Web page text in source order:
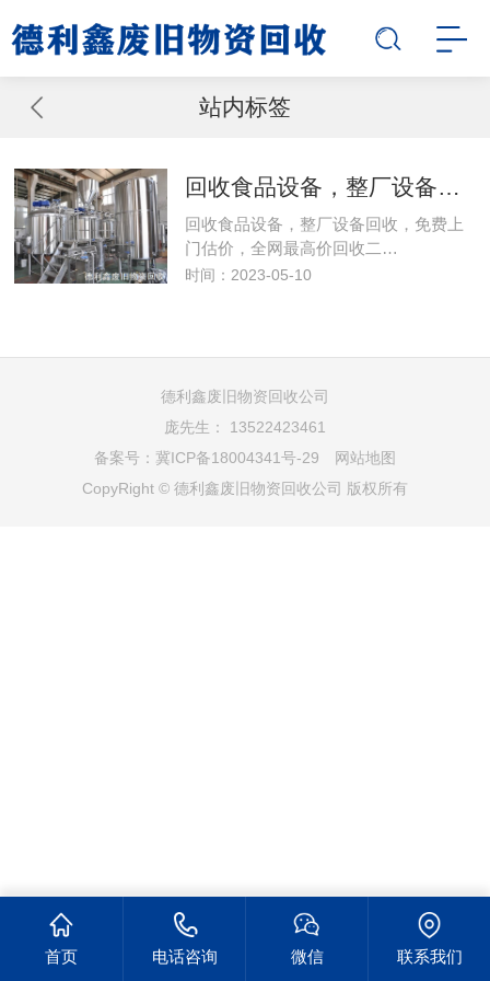
站内标签
回收食品设备，整厂设备回收，
回收食品设备，整厂设备回收，免费上
门估价，全网最高价回收二…
时间：2023-05-10
德利鑫废旧物资回收公司
庞先生： 13522423461
备案号： 冀ICP备18004341号-29
网站地图
CopyRight © 德利鑫废旧物资回收公司 版权所有
首页 电话咨询 微信 联系我们